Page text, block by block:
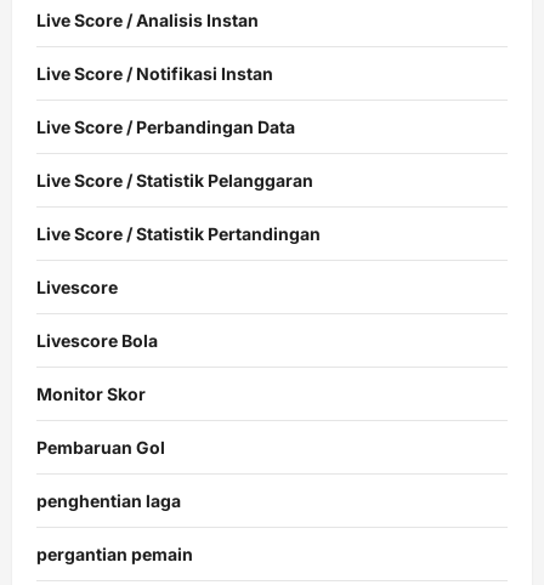
Live Score / Analisis Instan
Live Score / Notifikasi Instan
Live Score / Perbandingan Data
Live Score / Statistik Pelanggaran
Live Score / Statistik Pertandingan
Livescore
Livescore Bola
Monitor Skor
Pembaruan Gol
penghentian laga
pergantian pemain